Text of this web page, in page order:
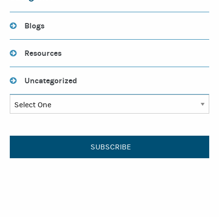
Blogs
Resources
Uncategorized
SUBSCRIBE